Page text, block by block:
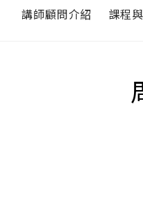
講師顧問介紹 課程